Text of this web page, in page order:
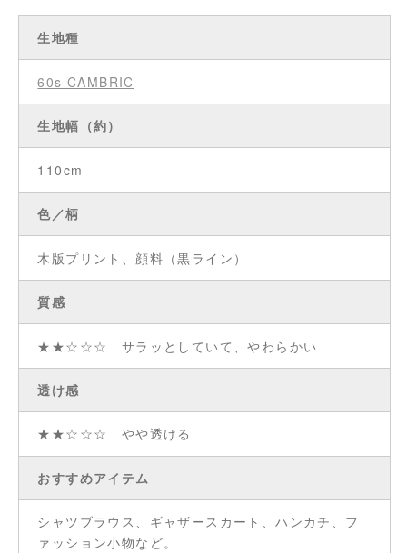
生地種
60s CAMBRIC
生地幅（約）
110cm
色／柄
木版プリント、顔料（黒ライン）
質感
★★☆☆☆ サラッとしていて、やわらかい
透け感
★★☆☆☆ やや透ける
おすすめアイテム
シャツブラウス、ギャザースカート、ハンカチ、フ
ァッション小物など。